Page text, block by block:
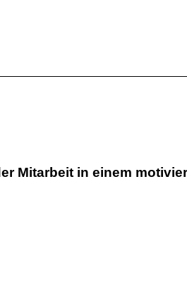
Mitarbeit in einem